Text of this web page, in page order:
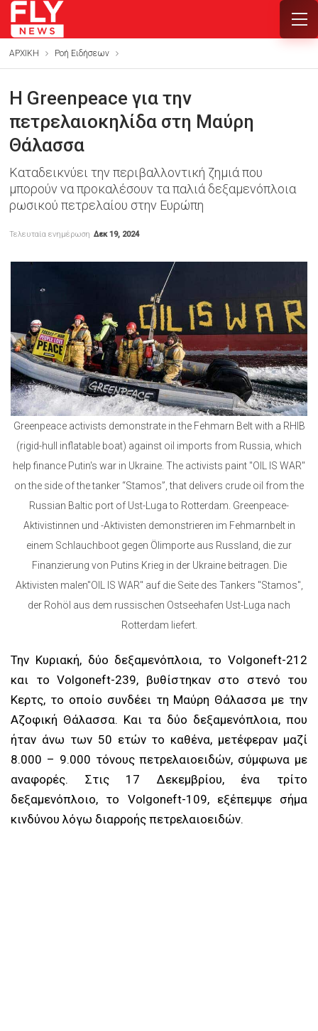
ΑΡΧΙΚΗ Ροή Ειδήσεων
Η Greenpeace για την
πετρελαιοκηλίδα στη Μαύρη
Θάλασσα
Καταδεικνύει την περιβαλλοντική ζημιά που
μπορούν να προκαλέσουν τα παλιά δεξαμενόπλοια
ρωσικού πετρελαίου στην Ευρώπη
Τελευταία ενημέρωση Δεκ 19, 2024
Greenpeace activists demonstrate in the Fehmarn Belt with a RHIB
(rigid-hull inflatable boat) against oil imports from Russia, which
help finance Putin's war in Ukraine. The activists paint "OIL IS WAR"
on the side of the tanker “Stamos”, that delivers crude oil from the
Russian Baltic port of Ust-Luga to Rotterdam. Greenpeace-
Aktivistinnen und -Aktivisten demonstrieren im Fehmarnbelt in
einem Schlauchboot gegen Ölimporte aus Russland, die zur
Finanzierung von Putins Krieg in der Ukraine beitragen. Die
Aktivisten malen"OIL IS WAR" auf die Seite des Tankers "Stamos",
der Rohöl aus dem russischen Ostseehafen Ust-Luga nach
Rotterdam liefert.
Την Κυριακή, δύο δεξαμενόπλοια, το Volgoneft-212
και το Volgoneft-239, βυθίστηκαν στο στενό του
Κερτς, το οποίο συνδέει τη Μαύρη Θάλασσα με την
Αζοφική Θάλασσα. Και τα δύο δεξαμενόπλοια, που
ήταν άνω των 50 ετών το καθένα, μετέφεραν μαζί
8.000 – 9.000 τόνους πετρελαιοειδών, σύμφωνα με
αναφορές. Στις 17 Δεκεμβρίου, ένα τρίτο
δεξαμενόπλοιο, το Volgoneft-109, εξέπεμψε σήμα
κινδύνου λόγω διαρροής πετρελαιοειδών.